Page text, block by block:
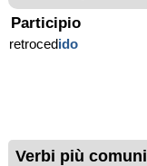
Participio
retrocedido
Verbi più comuni